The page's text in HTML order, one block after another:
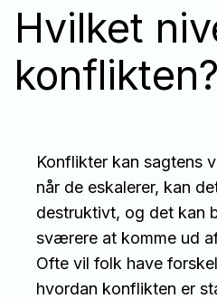
Hvilket
konflikten?
Konflikter kan sagtens
når de eskalerer, kan
destruktivt, og det kan
sværere at komme ud
Ofte vil folk have
hvordan konflikten er